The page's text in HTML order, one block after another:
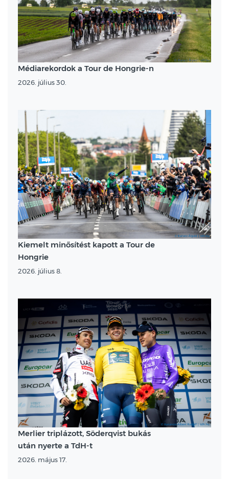
Médiarekordok a Tour de Hongrie-n
2026. július 30.
Kiemelt minősítést kapott a Tour de
Hongrie
2026. július 8.
Merlier triplázott, Söderqvist bukás
után nyerte a TdH-t
2026. május 17.